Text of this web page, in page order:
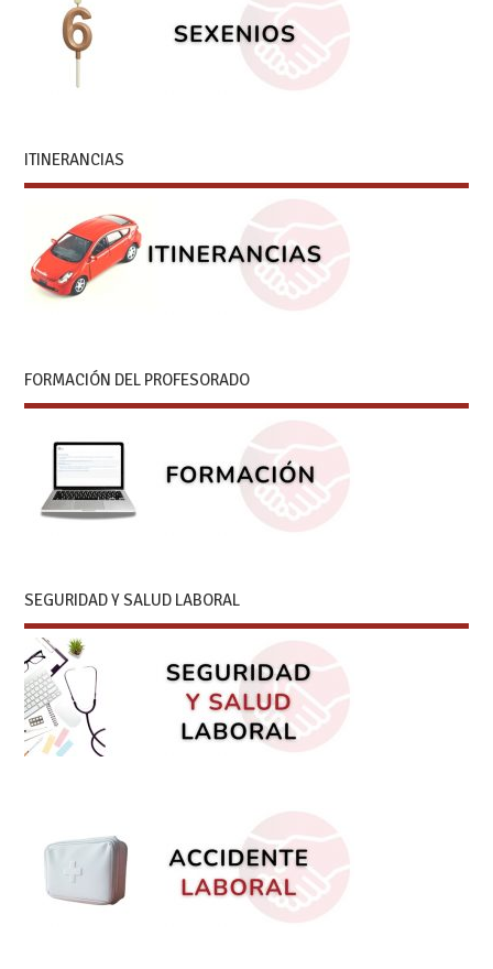
ITINERANCIAS
FORMACIÓN DEL PROFESORADO
SEGURIDAD Y SALUD LABORAL